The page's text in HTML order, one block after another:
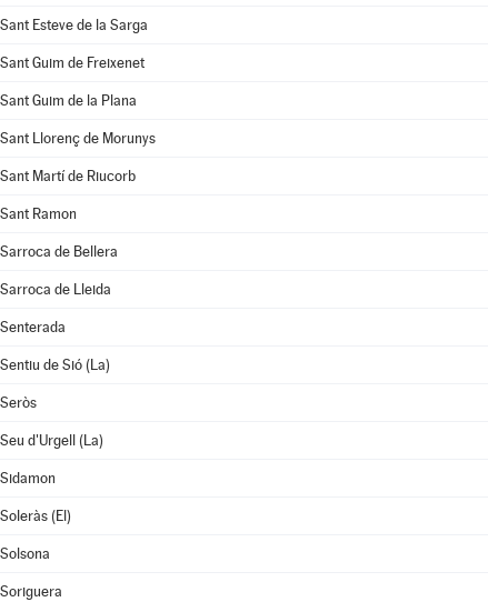
Sant Esteve de la Sarga
Sant Guim de Freixenet
Sant Guim de la Plana
Sant Llorenç de Morunys
Sant Martí de Riucorb
Sant Ramon
Sarroca de Bellera
Sarroca de Lleida
Senterada
Sentiu de Sió (La)
Seròs
Seu d'Urgell (La)
Sidamon
Soleràs (El)
Solsona
Soriguera